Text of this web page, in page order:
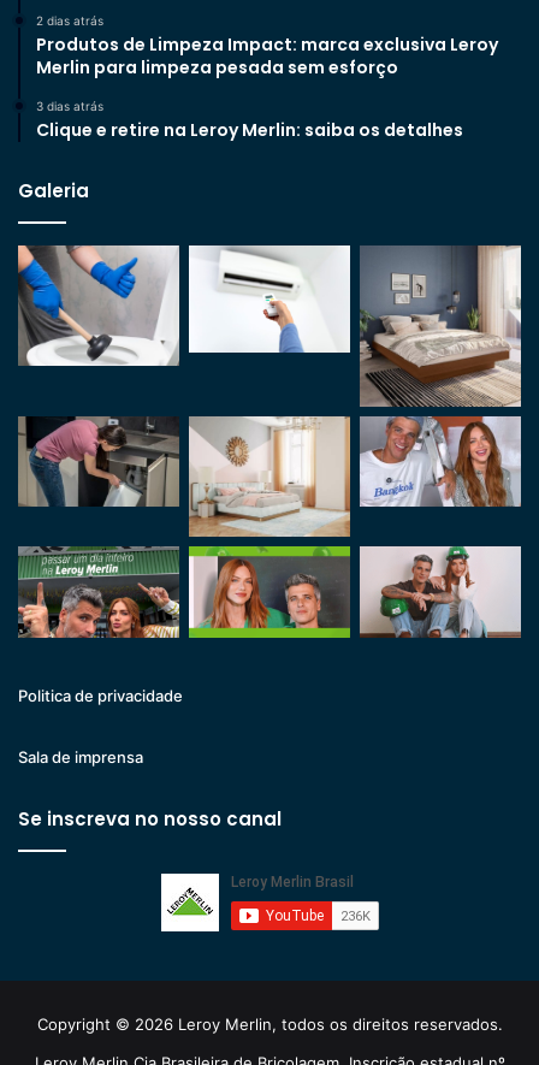
2 dias atrás
Produtos de Limpeza Impact: marca exclusiva Leroy
Merlin para limpeza pesada sem esforço
3 dias atrás
Clique e retire na Leroy Merlin: saiba os detalhes
Galeria
Politica de privacidade
Sala de imprensa
Se inscreva no nosso canal
Copyright © 2026 Leroy Merlin, todos os direitos reservados.